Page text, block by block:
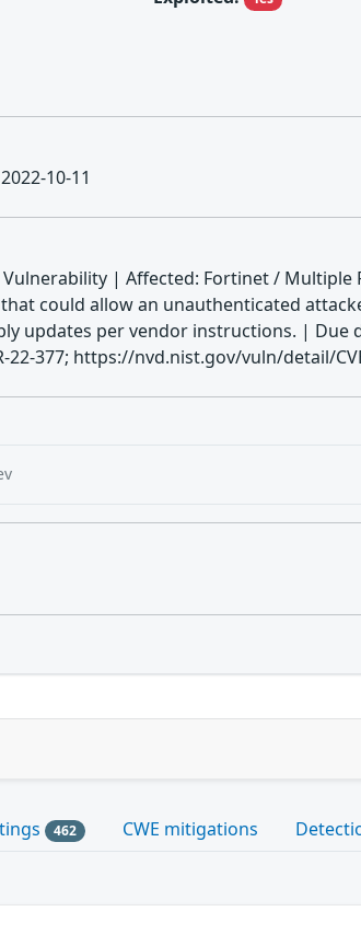
2022-10-11
| Affected: Fortinet /
could allow an unauthenticated
updates per vendor instructions. |
377; https://nvd.nist.gov/vuln/detail/
462 CWE mitigations